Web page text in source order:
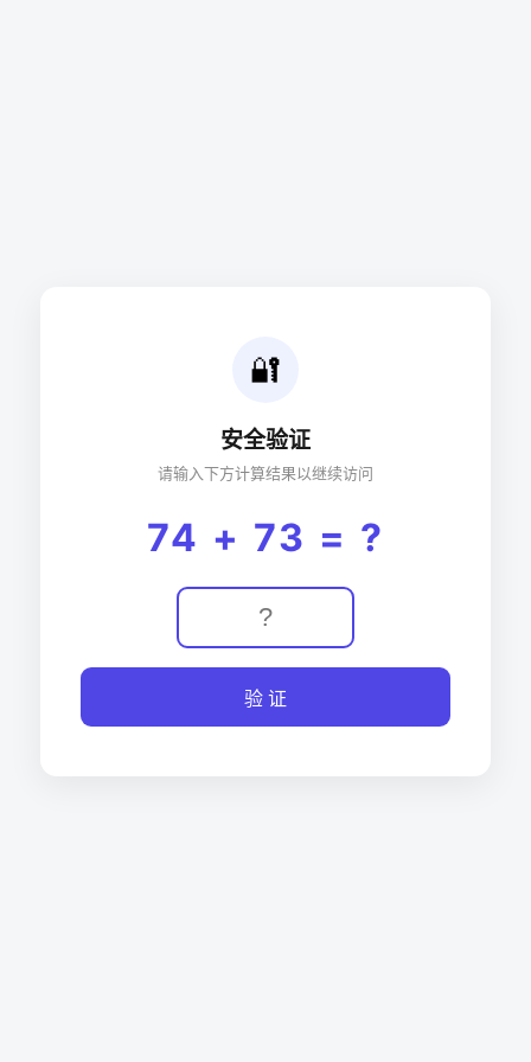
🔐
安全验证
请输入下方计算结果以继续访问
74 + 73 = ?
验 证